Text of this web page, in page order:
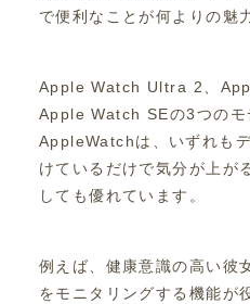
で便利なことが何よりの魅
Apple Watch Ultra 2、
Apple Watch SEの3つのモ
AppleWatchは、いずれも
けているだけで気分が上が
しても優れています。
例えば、健康意識の高い彼
をモニタリングする機能が